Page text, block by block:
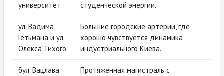
университет
студенческой энергии.
ул. Вадима
Гетьмана и ул.
Олекса Тихого
Большие городские артерии, где
хорошо чувствуется динамика
индустриального Киева.
бул. Вацлава
Протяженная магистраль с